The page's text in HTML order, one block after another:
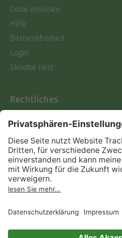
Code einlösen
Hilfe
Barrierefreiheit
Login
Skoobe liest
Rechtliches
AGB
Informationen nach Data
Act
Verträge hier kündigen
Impressum